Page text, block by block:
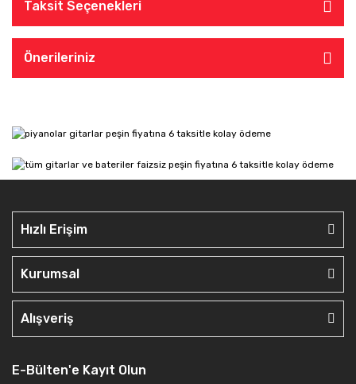
Taksit Seçenekleri
Önerileriniz
Hızlı Erişim
Kurumsal
Alışveriş
E-Bülten'e Kayıt Olun